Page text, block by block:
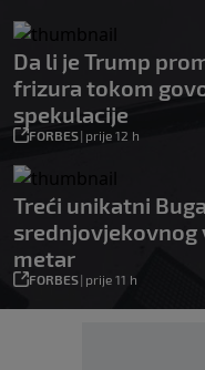
Da li je Trump
frizura tokom
spekulacije
FORBES| prije 12 h
Treći unikatni
srednjovjekovnog
metar
FORBES| prije 11 h